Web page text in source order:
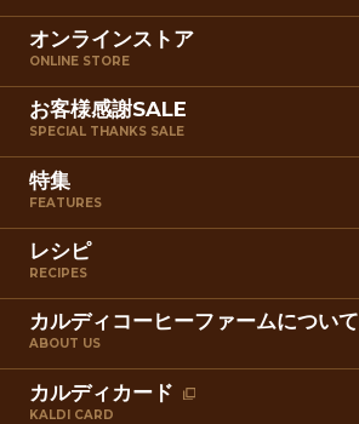
オンラインストア
ONLINE STORE
お客様感謝SALE
SPECIAL THANKS SALE
特集
FEATURES
レシピ
RECIPES
カルディコーヒーファームについて
ABOUT US
カルディカード
KALDI CARD